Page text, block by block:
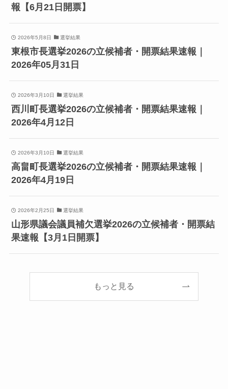
報【6月21日開票】
2026年5月8日 選挙結果
東根市長選挙2026の立候補者・開票結果速報｜
2026年05月31日
2026年3月10日 選挙結果
西川町長選挙2026の立候補者・開票結果速報｜
2026年4月12日
2026年3月10日 選挙結果
高畠町長選挙2026の立候補者・開票結果速報｜
2026年4月19日
2026年2月25日 選挙結果
山形県議会議員補欠選挙2026の立候補者・開票結
果速報【3月1日開票】
もっと見る